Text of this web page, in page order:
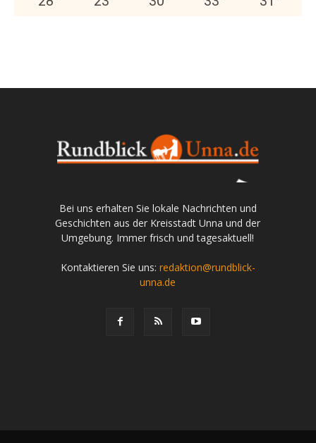
Bei uns erhalten Sie lokale Nachrichten und
Geschichten aus der Kreisstadt Unna und der
Umgebung. Immer frisch und tagesaktuell!
Kontaktieren Sie uns: redaktion@rundblick-
unna.de